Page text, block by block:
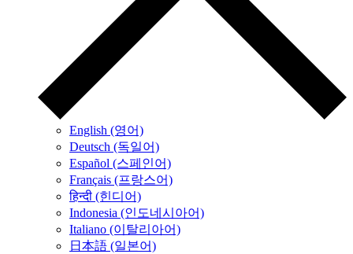
English (영어)
Deutsch (독일어)
Español (스페인어)
Français (프랑스어)
हिन्दी (힌디어)
Indonesia (인도네시아어)
Italiano (이탈리아어)
日本語 (일본어)